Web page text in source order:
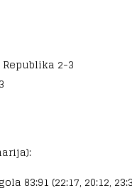
2-3
83:91 (22:17, 20:12,